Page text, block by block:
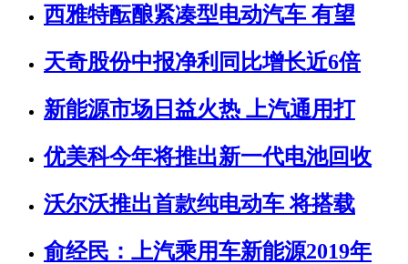
西雅特酝酿紧凑型电动汽车 有望
天奇股份中报净利同比增长近6倍
新能源市场日益火热 上汽通用打
优美科今年将推出新一代电池回收
沃尔沃推出首款纯电动车 将搭载
俞经民：上汽乘用车新能源2019年